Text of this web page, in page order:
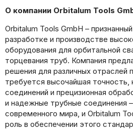
О компании Orbitalum Tools
Orbitalum Tools GmbH –
разработке и производстве
оборудования для орбитальной
торцевания труб. Компания
решения для различных отраслей
требуется высочайшая точность,
соединений и прецизионная
и надежные трубные соединения
современного мира, и Orbitalum
роль в обеспечении этого